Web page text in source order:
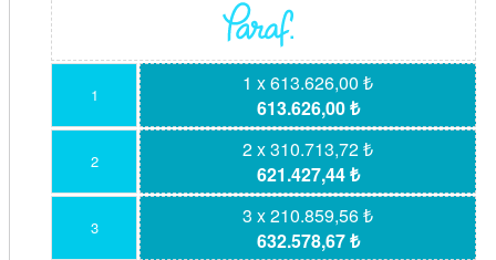
1
1 x 613.626,00 ₺
613.626,00 ₺
2
2 x 310.713,72 ₺
621.427,44 ₺
3
3 x 210.859,56 ₺
632.578,67 ₺